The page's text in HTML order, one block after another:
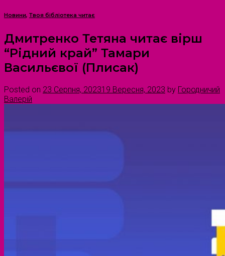
Новини, Твоя бібліотека читає
Дмитренко Тетяна читає вірш
“Рідний край” Тамари
Васильєвої (Плисак)
Posted on 23 Серпня, 202319 Вересня, 2023 by Городничий
Валерій